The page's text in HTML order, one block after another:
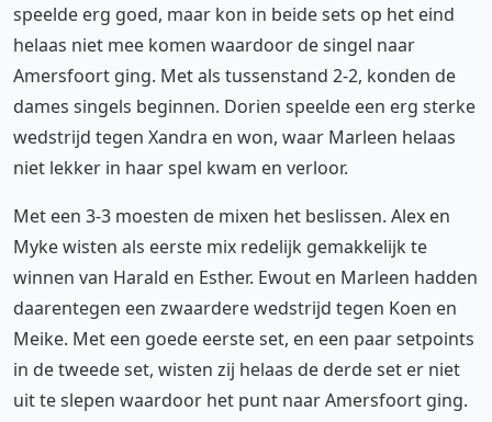
speelde erg goed, maar kon in beide sets op het eind
helaas niet mee komen waardoor de singel naar
Amersfoort ging. Met als tussenstand 2-2, konden de
dames singels beginnen. Dorien speelde een erg sterke
wedstrijd tegen Xandra en won, waar Marleen helaas
niet lekker in haar spel kwam en verloor.
Met een 3-3 moesten de mixen het beslissen. Alex en
Myke wisten als eerste mix redelijk gemakkelijk te
winnen van Harald en Esther. Ewout en Marleen hadden
daarentegen een zwaardere wedstrijd tegen Koen en
Meike. Met een goede eerste set, en een paar setpoints
in de tweede set, wisten zij helaas de derde set er niet
uit te slepen waardoor het punt naar Amersfoort ging.